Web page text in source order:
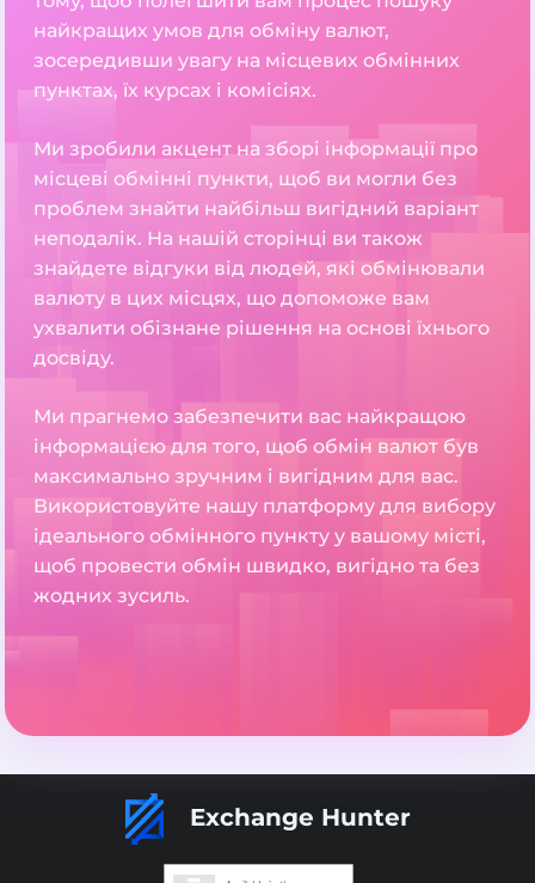
найкращих умов для обміну валют,
зосередивши увагу на місцевих обмінних
пунктах, їх курсах і комісіях.
Ми зробили акцент на зборі інформації про
місцеві обмінні пункти, щоб ви могли без
проблем знайти найбільш вигідний варіант
неподалік. На нашій сторінці ви також
знайдете відгуки від людей, які обмінювали
валюту в цих місцях, що допоможе вам
ухвалити обізнане рішення на основі їхнього
досвіду.
Ми прагнемо забезпечити вас найкращою
інформацією для того, щоб обмін валют був
максимально зручним і вигідним для вас.
Використовуйте нашу платформу для вибору
ідеального обмінного пункту у вашому місті,
щоб провести обмін швидко, вигідно та без
жодних зусиль.
Exchange Hunter